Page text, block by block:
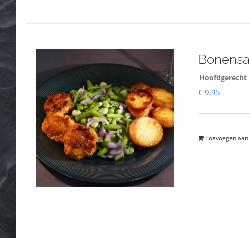
Hoofdgerecht
€ 9,95
Toevoegen